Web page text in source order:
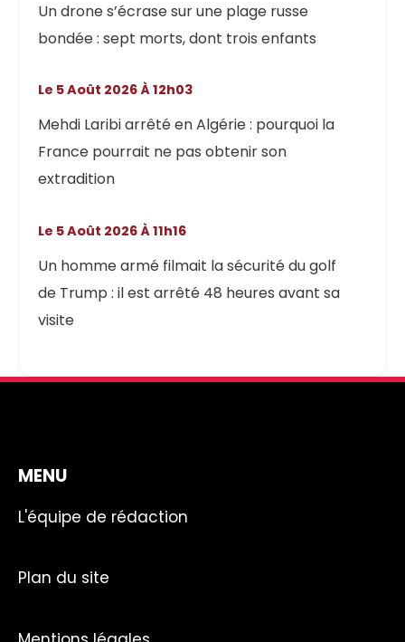
Un drone s’écrase sur une plage russe
bondée : sept morts, dont trois enfants
Mehdi Laribi arrêté en Algérie : pourquoi la
France pourrait ne pas obtenir son
extradition
Le 5 Août 2026 À 12h03
Un homme armé filmait la sécurité du golf
de Trump : il est arrêté 48 heures avant sa
visite
Le 5 Août 2026 À 11h16
MENU
L'équipe de rédaction
Plan du site